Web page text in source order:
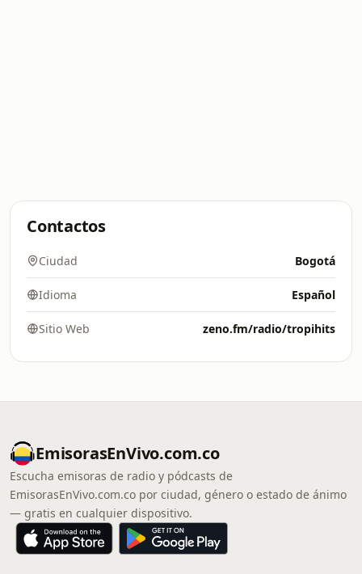
Contactos
Ciudad Bogotá
Idioma Español
Sitio Web zeno.fm/radio/tropihits
EmisorasEnVivo.com.co
Escucha emisoras de radio y pódcasts de
EmisorasEnVivo.com.co por ciudad, género o estado de ánimo
— gratis en cualquier dispositivo.